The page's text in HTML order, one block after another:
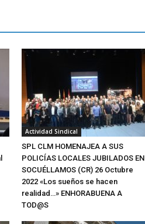
Actividad Sindical
SPL CLM HOMENAJEA A SUS
POLICÍAS LOCALES JUBILADOS EN
SOCUÉLLAMOS (CR) 26 Octubre
2022 «Los sueños se hacen
realidad…» ENHORABUENA A
TOD@S